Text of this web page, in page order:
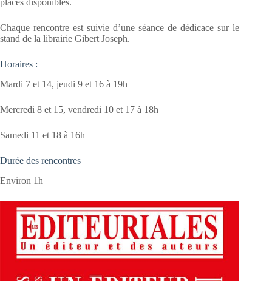
places disponibles.
Chaque rencontre est suivie d’une séance de dédicace sur le
stand de la librairie Gibert Joseph.
Horaires :
Mardi 7 et 14, jeudi 9 et 16 à 19h
Mercredi 8 et 15, vendredi 10 et 17 à 18h
Samedi 11 et 18 à 16h
Durée des rencontres
Environ 1h